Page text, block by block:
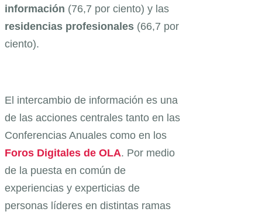
información (76,7 por ciento) y las
residencias profesionales (66,7 por
ciento).
El intercambio de información es una
de las acciones centrales tanto en las
Conferencias Anuales como en los
Foros Digitales de OLA. Por medio
de la puesta en común de
experiencias y experticias de
personas líderes en distintas ramas